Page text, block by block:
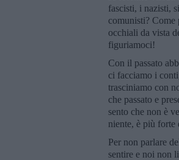
fascisti, i nazisti,
comunisti?
occhiali da vista
figuriamoci!
Con il passato
ci facciamo i
trasciniamo con
che passato e
sento che non è
niente, è più forte
Per non parlare
sentire e noi non